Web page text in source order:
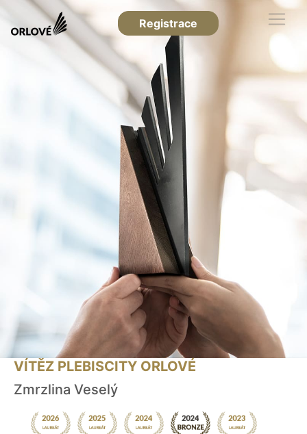
Registrace
VÍTĚZ PLEBISCITY ORLOVÉ
Zmrzlina Veselý